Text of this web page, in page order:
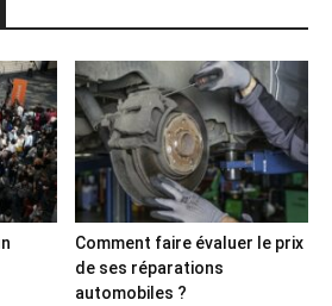
Comment faire évaluer le prix
de ses réparations
automobiles ?